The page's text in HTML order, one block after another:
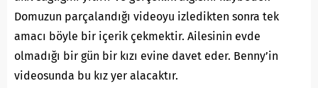
Domuzun parçalandığı videoyu izledikten sonra tek
amacı böyle bir içerik çekmektir. Ailesinin evde
olmadığı bir gün bir kızı evine davet eder. Benny’in
videosunda bu kız yer alacaktır.